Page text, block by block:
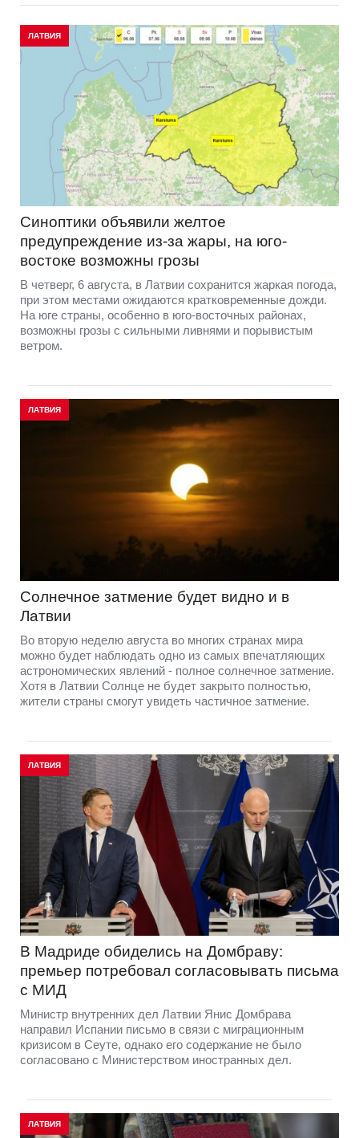
ЛАТВИЯ
Синоптики объявили желтое
предупреждение из-за жары, на юго-
востоке возможны грозы
В четверг, 6 августа, в Латвии сохранится жаркая погода,
при этом местами ожидаются кратковременные дожди.
На юге страны, особенно в юго-восточных районах,
возможны грозы с сильными ливнями и порывистым
ветром.
ЛАТВИЯ
Солнечное затмение будет видно и в
Латвии
Во вторую неделю августа во многих странах мира
можно будет наблюдать одно из самых впечатляющих
астрономических явлений - полное солнечное затмение.
Хотя в Латвии Солнце не будет закрыто полностью,
жители страны смогут увидеть частичное затмение.
ЛАТВИЯ
В Мадриде обиделись на Домбраву:
премьер потребовал согласовывать письма
с МИД
Министр внутренних дел Латвии Янис Домбрава
направил Испании письмо в связи с миграционным
кризисом в Сеуте, однако его содержание не было
согласовано с Министерством иностранных дел.
ЛАТВИЯ